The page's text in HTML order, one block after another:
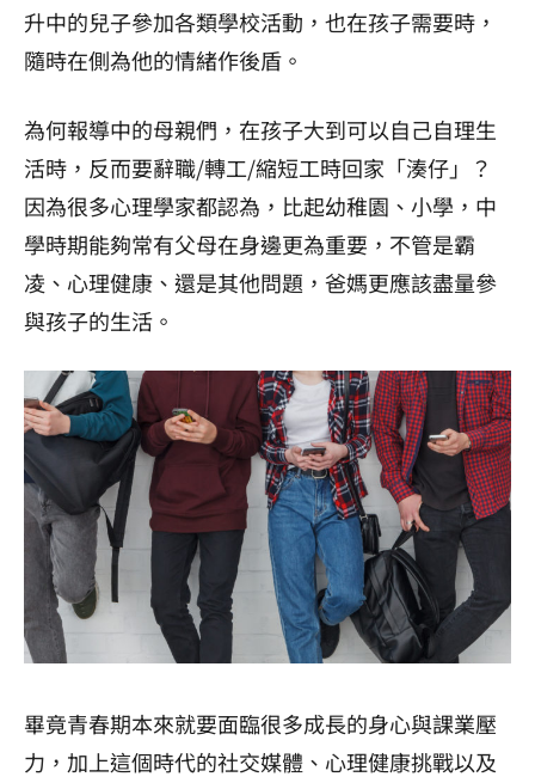
升中的兒子參加各類學校活動，也在孩子需要時，
隨時在側為他的情緒作後盾。
為何報導中的母親們，在孩子大到可以自己自理生
活時，反而要辭職/轉工/縮短工時回家「湊仔」？
因為很多心理學家都認為，比起幼稚園、小學，中
學時期能夠常有父母在身邊更為重要，不管是霸
凌、心理健康、還是其他問題，爸媽更應該盡量參
與孩子的生活。
畢竟青春期本來就要面臨很多成長的身心與課業壓
力，加上這個時代的社交媒體、心理健康挑戰以及